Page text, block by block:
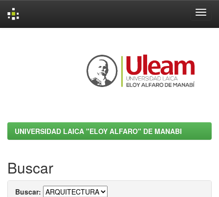
UNIVERSIDAD LAICA "ELOY ALFARO" DE MANABI
Buscar
Buscar: